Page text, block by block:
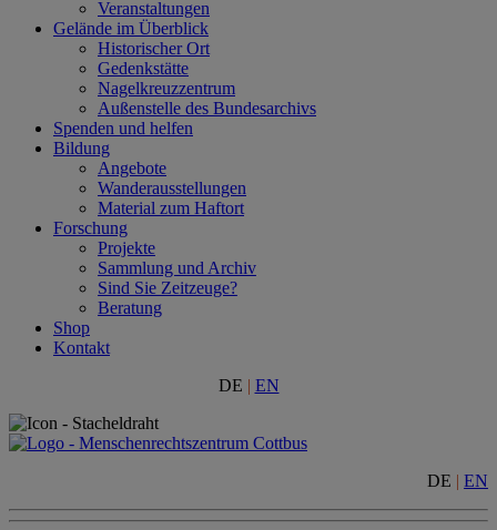
Veranstaltungen
Gelände im Überblick
Historischer Ort
Gedenkstätte
Nagelkreuzzentrum
Außenstelle des Bundesarchivs
Spenden und helfen
Bildung
Angebote
Wanderausstellungen
Material zum Haftort
Forschung
Projekte
Sammlung und Archiv
Sind Sie Zeitzeuge?
Beratung
Shop
Kontakt
DE | EN
DE | EN